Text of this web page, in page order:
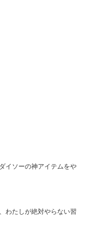
イソーの神アイテムをや
わたしが絶対やらない習